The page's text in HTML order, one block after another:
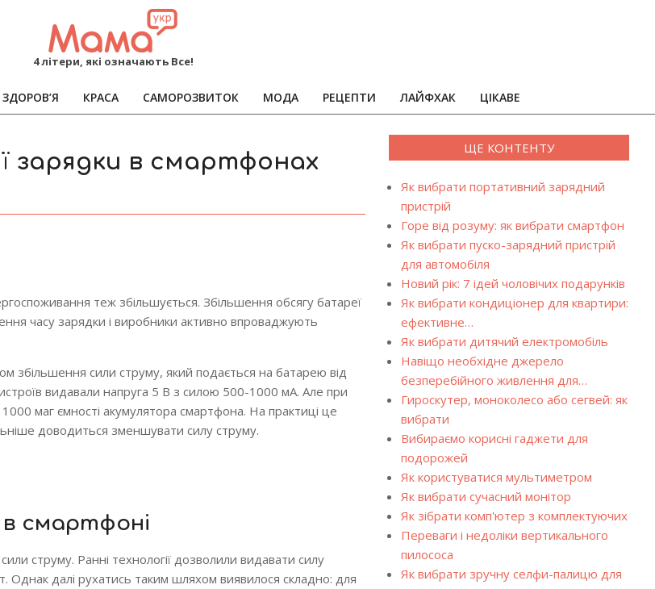
MAMA
4 літери, які означають Все!
Primary
ЗДОРОВ’Я КРАСА САМОРОЗВИТОК МОДА РЕЦЕПТИ ЛАЙФХАК ЦІКАВЕ
зарядки в смартфонах
теж збільшується. Збільшення обсягу батареї
часу зарядки і виробники активно впроваджують
збільшення сили струму, який подається на батарею від
видавали напруга 5 В з силою 500-1000 мА. Але при
маг ємності акумулятора смартфона. На практиці це
доводиться зменшувати силу струму.
смартфоні
струму. Ранні технології дозволили видавати силу
далі рухатись таким шляхом виявилося складно: для
ЩЕ КОНТЕНТУ
Як вибрати портативний зарядний
пристрій
Горе від розуму: як вибрати смартфон
Як вибрати пуско-зарядний пристрій
для автомобіля
Новий рік: 7 ідей чоловічих подарунків
Як вибрати кондиціонер для квартири:
ефективне…
Як вибрати дитячий електромобіль
Навіщо необхідне джерело
безперебійного живлення для…
Гироскутер, моноколесо або сегвей: як
вибрати
Вибираємо корисні гаджети для
подорожей
Як користуватися мультиметром
Як вибрати сучасний монітор
Як зібрати комп'ютер з комплектуючих
Переваги і недоліки вертикального
пилососа
Як вибрати зручну селфи-палицю для